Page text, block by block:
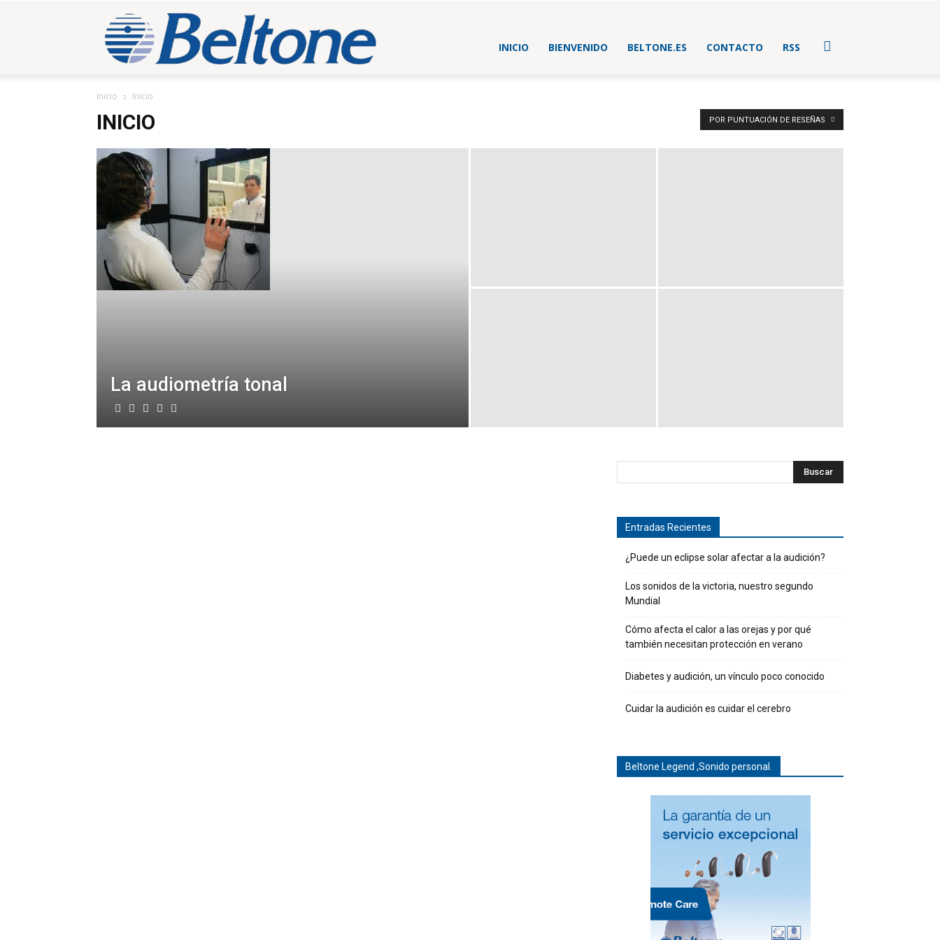
INICIO BIENVENIDO BELTONE.ES CONTACTO RSS
Inicio Inicio
INICIO POR PUNTUACIÓN DE RESEÑAS
La audiometría tonal
Entradas Recientes
¿Puede un eclipse solar afectar a la audición?
Los sonidos de la victoria, nuestro segundo
Mundial
Cómo afecta el calor a las orejas y por qué
también necesitan protección en verano
Diabetes y audición, un vínculo poco conocido
Cuidar la audición es cuidar el cerebro
Beltone Legend ,Sonido personal.